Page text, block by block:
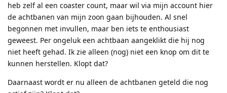
heb zelf al een coaster count, maar wil via mijn account hier
de achtbanen van mijn zoon gaan bijhouden. Al snel
begonnen met invullen, maar ben iets te enthousiast
geweest. Per ongeluk een achtbaan aangeklikt die hij nog
niet heeft gehad. Ik zie alleen (nog) niet een knop om dit te
kunnen herstellen. Klopt dat?
Daarnaast wordt er nu alleen de achtbanen geteld die nog